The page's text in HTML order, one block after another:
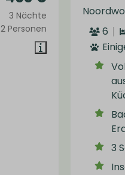
3 Nächte
2 Personen
6
3